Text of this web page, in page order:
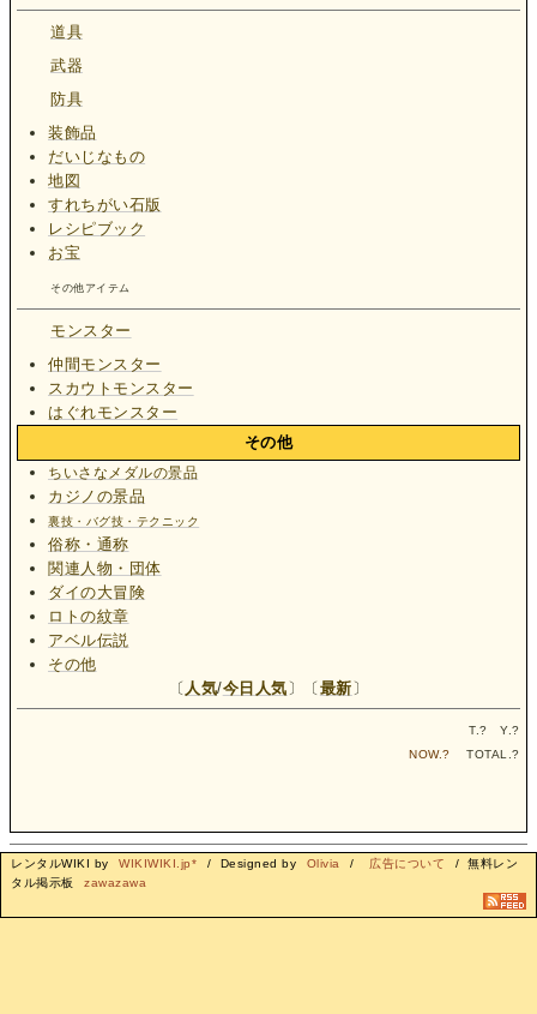
道具
武器
防具
装飾品
だいじなもの
地図
すれちがい石版
レシピブック
お宝
その他アイテム
モンスター
仲間モンスター
スカウトモンスター
はぐれモンスター
その他
ちいさなメダルの景品
カジノの景品
裏技・バグ技・テクニック
俗称・通称
関連人物・団体
ダイの大冒険
ロトの紋章
アベル伝説
その他
〔 人気/今日人気〕〔最新〕
T.? Y.?
NOW.? TOTAL.?
レンタルWIKI by WIKIWIKI.jp* / Designed by Olivia / 広告について
/ 無料レン
タル掲示板
zawazawa